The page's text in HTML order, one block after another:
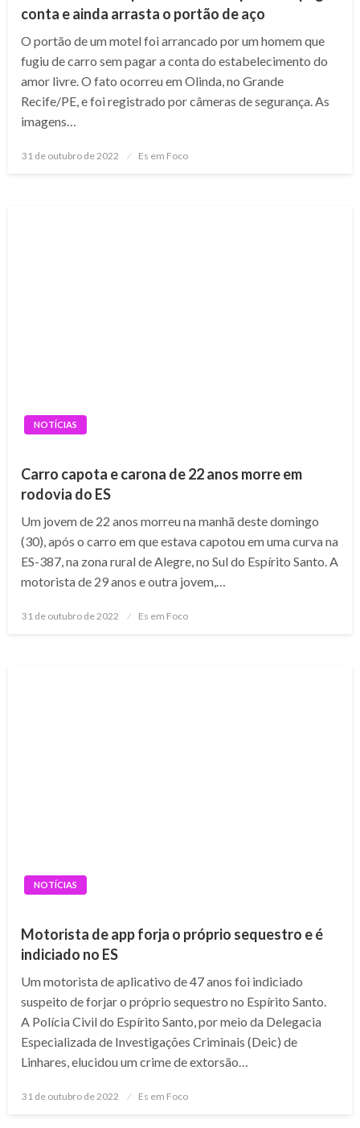
conta e ainda arrasta o portão de aço
O portão de um motel foi arrancado por um homem que
fugiu de carro sem pagar a conta do estabelecimento do
amor livre. O fato ocorreu em Olinda, no Grande
Recife/PE, e foi registrado por câmeras de segurança. As
imagens…
Posted
31 de outubro de 2022 Es em Foco
NOTÍCIAS
Carro capota e carona de 22 anos morre em
rodovia do ES
Um jovem de 22 anos morreu na manhã deste domingo
(30), após o carro em que estava capotou em uma curva na
ES-387, na zona rural de Alegre, no Sul do Espírito Santo. A
motorista de 29 anos e outra jovem,…
Posted
31 de outubro de 2022 Es em Foco
NOTÍCIAS
Motorista de app forja o próprio sequestro e é
indiciado no ES
Um motorista de aplicativo de 47 anos foi indiciado
suspeito de forjar o próprio sequestro no Espírito Santo.
A Polícia Civil do Espírito Santo, por meio da Delegacia
Especializada de Investigações Criminais (Deic) de
Linhares, elucidou um crime de extorsão…
Posted
31 de outubro de 2022 Es em Foco